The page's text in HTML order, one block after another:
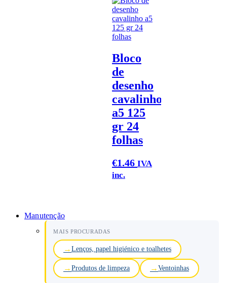
Bloco
de
desenho
cavalinho
a5 125
gr 24
folhas
€1.46 IVA
inc.
Manutenção
MAIS PROCURADAS
Lenços, papel higiénico e toalhetes
Produtos de limpeza Ventoinhas